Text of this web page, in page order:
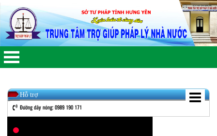
Hỗ trợ
Đường dây nóng: 0989 190 171